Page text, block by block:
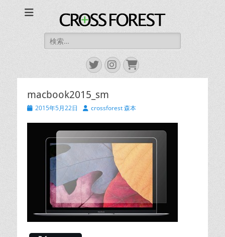
CROSS FOREST
デジタルとアナログの素敵な融合を
検
索:
Twitter
Instagram
お
買
カ
ゴ
macbook2015_sm
投
日
2015年5月22日
投
者
crossforest 森本